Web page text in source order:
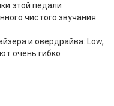
этой педали
чистого звучания
и овердрайва: Low,
очень гибко